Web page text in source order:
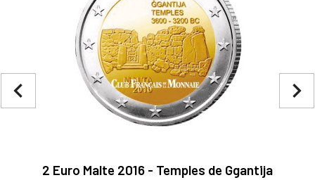
2 Euro Malte 2016 - Temples de Ggantija
navigate_next
navigate_before